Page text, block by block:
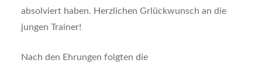
absolviert haben. Herzlichen Grlückwunsch an die
jungen Trainer!
Nach den Ehrungen folgten die